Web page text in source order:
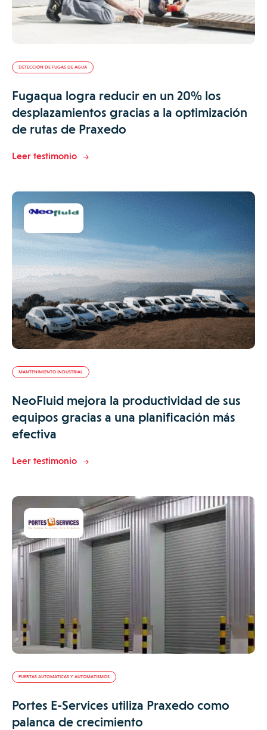
DETECCIÓN DE FUGAS DE AGUA
Fugaqua logra reducir en un 20% los
desplazamientos gracias a la optimización
de rutas de Praxedo
Leer testimonio
MANTENIMIENTO INDUSTRIAL
NeoFluid mejora la productividad de sus
equipos gracias a una planificación más
efectiva
Leer testimonio
PUERTAS AUTOMÁTICAS Y AUTOMATISMOS
Portes E-Services utiliza Praxedo como
palanca de crecimiento